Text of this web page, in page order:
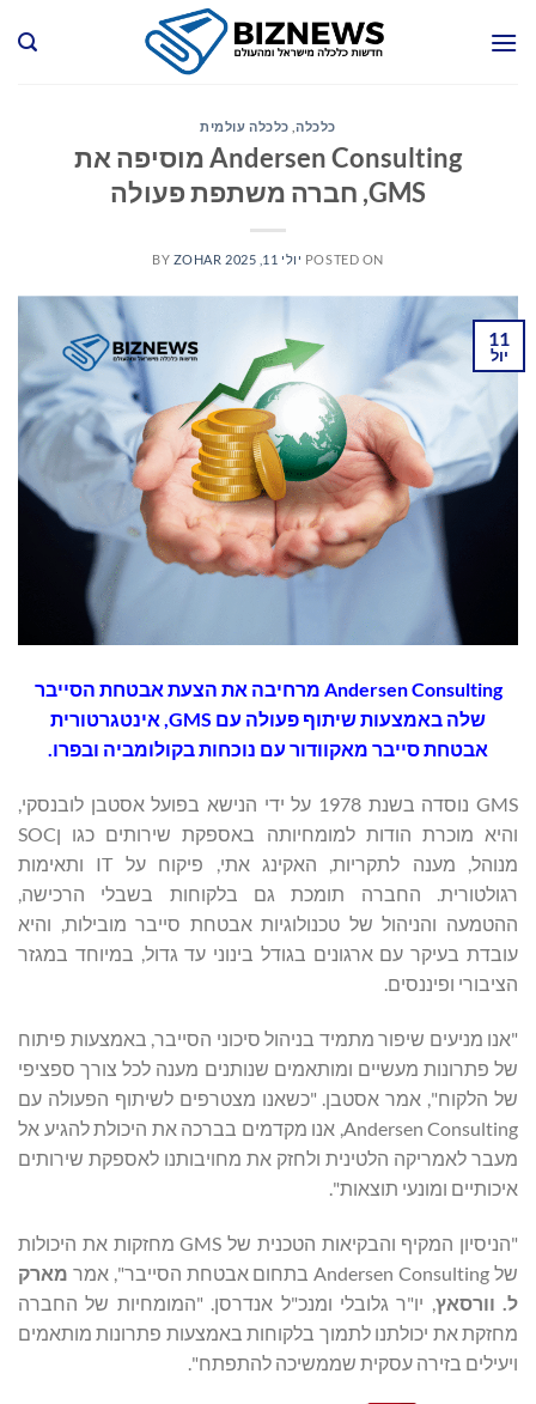
כלכלה, כלכלה עולמית
Andersen Consulting מוסיפה את
GMS, חברה משתפת פעולה
POSTED ON יולי 11, 2025 BY ZOHAR
11
יול
Andersen Consulting מרחיבה את הצעת אבטחת הסייבר
שלה באמצעות שיתוף פעולה עם GMS, אינטגרטורית
אבטחת סייבר מאקוודור עם נוכחות בקולומביה ובפרו.
GMS נוסדה בשנת 1978 על ידי הנישא בפועל אסטבן לובנסקי,
והיא מוכרת הודות למומחיותה באספקת שירותים כגו ןSOC
מנוהל, מענה לתקריות, האקינג אתי, פיקוח על IT ותאימות
רגולטורית. החברה תומכת גם בלקוחות בשבלי הרכישה,
ההטמעה והניהול של טכנולוגיות אבטחת סייבר מובילות, והיא
עובדת בעיקר עם ארגונים בגודל בינוני עד גדול, במיוחד במגזר
הציבורי ופיננסים.
"אנו מניעים שיפור מתמיד בניהול סיכוני הסייבר, באמצעות פיתוח
של פתרונות מעשיים ומותאמים שנותנים מענה לכל צורך ספציפי
של הלקוח", אמר אסטבן. "כשאנו מצטרפים לשיתוף הפעולה עם
Andersen Consulting, אנו מקדמים בברכה את היכולת להגיע אל
מעבר לאמריקה הלטינית ולחזק את מחויבותנו לאספקת שירותים
איכותיים ומונעי תוצאות".
"הניסיון המקיף והבקיאות הטכנית של GMS מחזקות את היכולות
של Andersen Consulting בתחום אבטחת הסייבר", אמר
מארק
ל. וורסאץ , יו"ר גלובלי ומנכ"ל אנדרסן. "המומחיות של החברה
מחזקת את יכולתנו לתמוך בלקוחות באמצעות פתרונות מותאמים
ויעילים בזירה עסקית שממשיכה להתפתח".